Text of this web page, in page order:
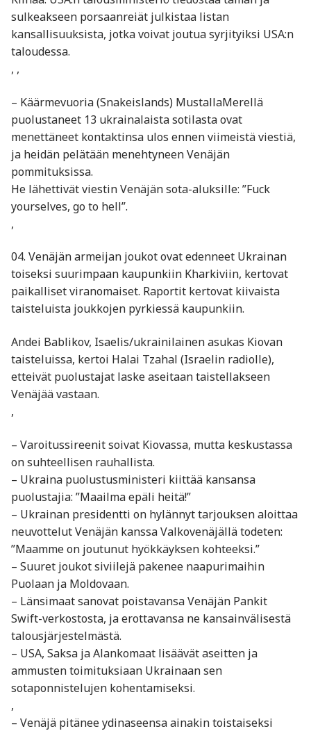
sulkeakseen porsaanreiät julkistaa listan
kansallisuuksista, jotka voivat joutua syrjityiksi USA:n
taloudessa.
, ,
– Käärmevuoria (Snakeislands) MustallaMerellä
puolustaneet 13 ukrainalaista sotilasta ovat
menettäneet kontaktinsa ulos ennen viimeistä viestiä,
ja heidän pelätään menehtyneen Venäjän
pommituksissa.
He lähettivät viestin Venäjän sota-aluksille: ”Fuck
yourselves, go to hell”.
,
04. Venäjän armeijan joukot ovat edenneet Ukrainan
toiseksi suurimpaan kaupunkiin Kharkiviin, kertovat
paikalliset viranomaiset. Raportit kertovat kiivaista
taisteluista joukkojen pyrkiessä kaupunkiin.
Andei Bablikov, Isaelis/ukrainilainen asukas Kiovan
taisteluissa, kertoi Halai Tzahal (Israelin radiolle),
etteivät puolustajat laske aseitaan taistellakseen
Venäjää vastaan.
,
– Varoitussireenit soivat Kiovassa, mutta keskustassa
on suhteellisen rauhallista.
– Ukraina puolustusministeri kiittää kansansa
puolustajia: ”Maailma epäli heitä!”
– Ukrainan presidentti on hylännyt tarjouksen aloittaa
neuvottelut Venäjän kanssa Valkovenäjällä todeten:
”Maamme on joutunut hyökkäyksen kohteeksi.”
– Suuret joukot siviilejä pakenee naapurimaihin
Puolaan ja Moldovaan.
– Länsimaat sanovat poistavansa Venäjän Pankit
Swift-verkostosta, ja erottavansa ne kansainvälisestä
talousjärjestelmästä.
– USA, Saksa ja Alankomaat lisäävät aseitten ja
ammusten toimituksiaan Ukrainaan sen
sotaponnistelujen kohentamiseksi.
,
– Venäjä pitänee ydinaseensa ainakin toistaiseksi